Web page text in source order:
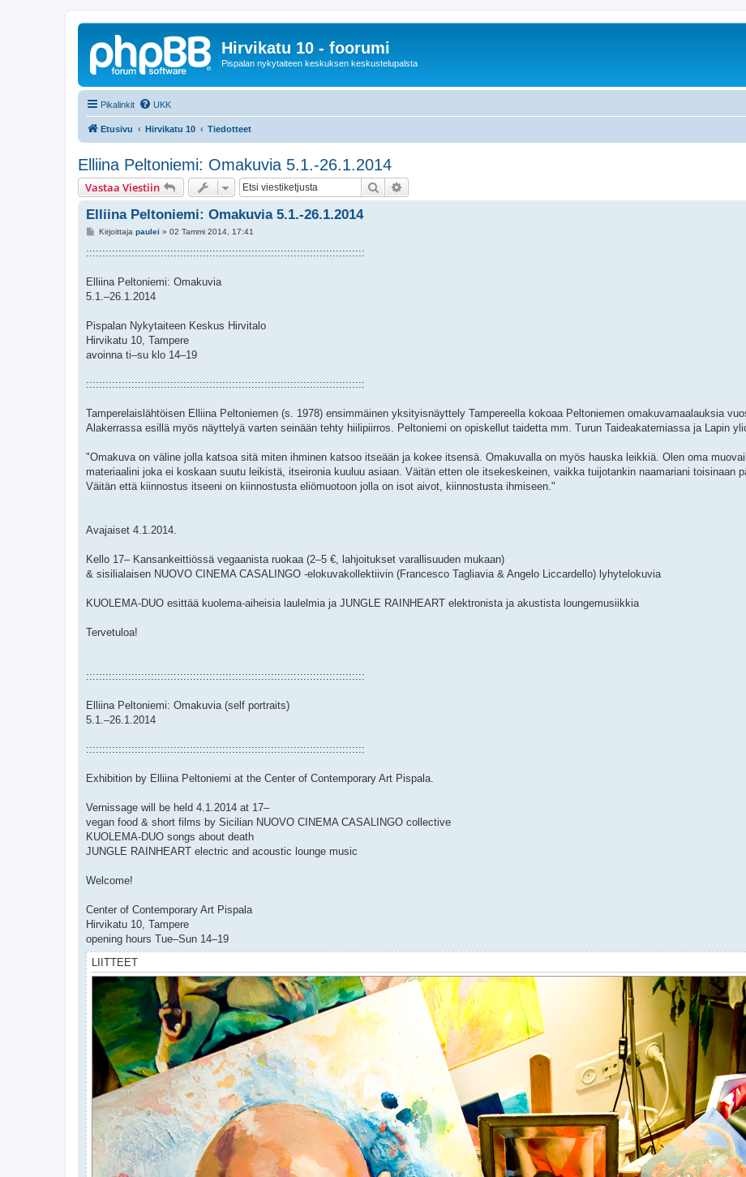
Hirvikatu 10 - foorumi
Pispalan nykytaiteen keskuksen keskustelupalsta
Pikalinkit UKK
Etusivu Hirvikatu 10 Tiedotteet
Elliina Peltoniemi: Omakuvia 5.1.-26.1.2014
Vastaa Viestiin Etsi
Elliina Peltoniemi: Omakuvia 5.1.-26.1.2014
V
e
i
Kirjoittaja paulei » 02 Tammi 2014, 17:41
::::::::::::::::::::::::::::::::::::::::::::::::::::::::::::::::::::::::::::::::::::::
Elliina Peltoniemi: Omakuvia
5.1.–26.1.2014
Pispalan Nykytaiteen Keskus Hirvitalo
Hirvikatu 10, Tampere
avoinna ti–su klo 14–19
::::::::::::::::::::::::::::::::::::::::::::::::::::::::::::::::::::::::::::::::::::::
Tamperelaislähtöisen Elliina Peltoniemen (s. 1978) ensimmäinen yksityisnäyttely Tampereella kokoaa Peltoniemen omakuvamaalauksia
Alakerrassa esillä myös näyttelyä varten seinään tehty hiilipiirros. Peltoniemi on opiskellut taidetta mm. Turun Taideakatemiassa ja Lapin
"Omakuva on väline jolla katsoa sitä miten ihminen katsoo itseään ja kokee itsensä. Omakuvalla on myös hauska leikkiä. Olen oma
materiaalini joka ei koskaan suutu leikistä, itseironia kuuluu asiaan. Väitän etten ole itsekeskeinen, vaikka tuijotankin naamariani toisinaan
Väitän että kiinnostus itseeni on kiinnostusta eliömuotoon jolla on isot aivot, kiinnostusta ihmiseen."
Avajaiset 4.1.2014.
Kello 17– Kansankeittiössä vegaanista ruokaa (2–5 €, lahjoitukset varallisuuden mukaan)
& sisilialaisen NUOVO CINEMA CASALINGO -elokuvakollektiivin (Francesco Tagliavia & Angelo Liccardello) lyhytelokuvia
KUOLEMA-DUO esittää kuolema-aiheisia laulelmia ja JUNGLE RAINHEART elektronista ja akustista loungemusiikkia
Tervetuloa!
::::::::::::::::::::::::::::::::::::::::::::::::::::::::::::::::::::::::::::::::::::::
Elliina Peltoniemi: Omakuvia (self portraits)
5.1.–26.1.2014
::::::::::::::::::::::::::::::::::::::::::::::::::::::::::::::::::::::::::::::::::::::
Exhibition by Elliina Peltoniemi at the Center of Contemporary Art Pispala.
Vernissage will be held 4.1.2014 at 17–
vegan food & short films by Sicilian NUOVO CINEMA CASALINGO collective
KUOLEMA-DUO songs about death
JUNGLE RAINHEART electric and acoustic lounge music
Welcome!
Center of Contemporary Art Pispala
Hirvikatu 10, Tampere
opening hours Tue–Sun 14–19
LIITTEET